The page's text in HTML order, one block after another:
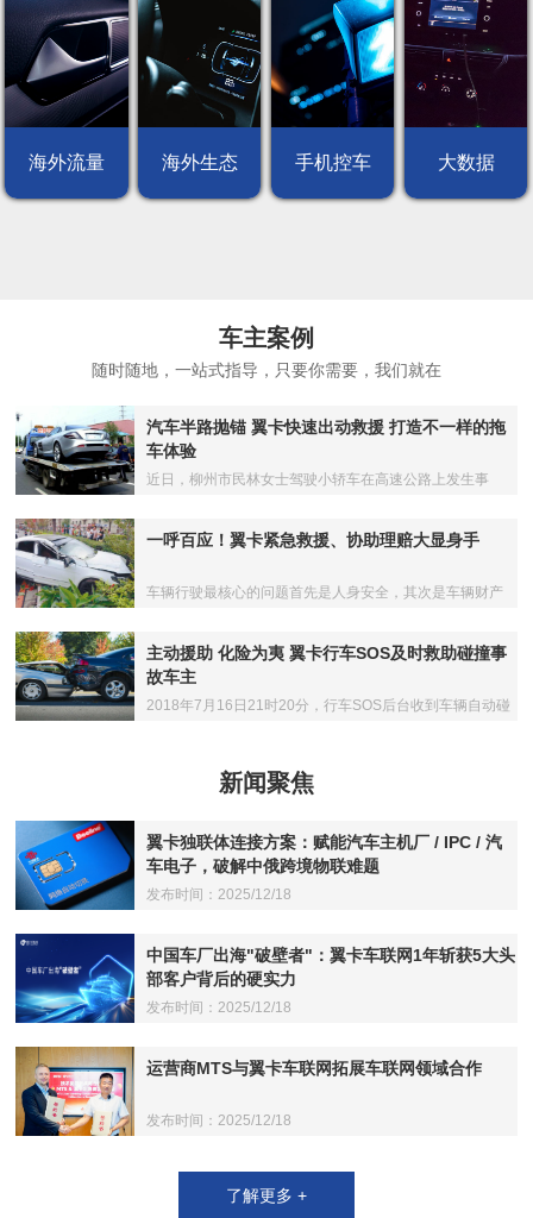
海外流量 海外生态 手机控车 大数据
车主案例
随时随地，一站式指导，只要你需要，我们就在
汽车半路抛锚 翼卡快速出动救援 打造不一样的拖
车体验
近日，柳州市民林女士驾驶小轿车在高速公路上发生事
一呼百应！翼卡紧急救援、协助理赔大显身手
车辆行驶最核心的问题首先是人身安全，其次是车辆财产
主动援助 化险为夷 翼卡行车SOS及时救助碰撞事
故车主
2018年7月16日21时20分，行车SOS后台收到车辆自动碰
新闻聚焦
翼卡独联体连接方案：赋能汽车主机厂 / IPC / 汽
车电子，破解中俄跨境物联难题
发布时间：2025/12/18
中国车厂出海"破壁者"：翼卡车联网1年斩获5大头
部客户背后的硬实力
发布时间：2025/12/18
运营商MTS与翼卡车联网拓展车联网领域合作
发布时间：2025/12/18
了解更多 +